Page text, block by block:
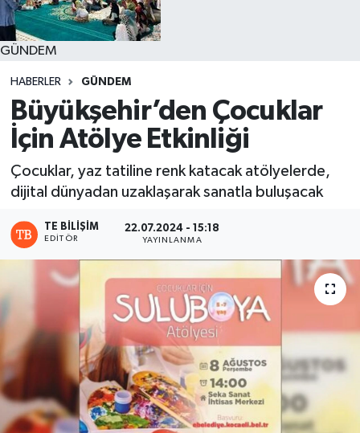
GÜNDEM
HABERLER GÜNDEM
Büyükşehir’den Çocuklar
İçin Atölye Etkinliği
Çocuklar, yaz tatiline renk katacak atölyelerde,
dijital dünyadan uzaklaşarak sanatla buluşacak
TE BILIŞIM
EDITÖR
22.07.2024 - 15:18
YAYINLANMA